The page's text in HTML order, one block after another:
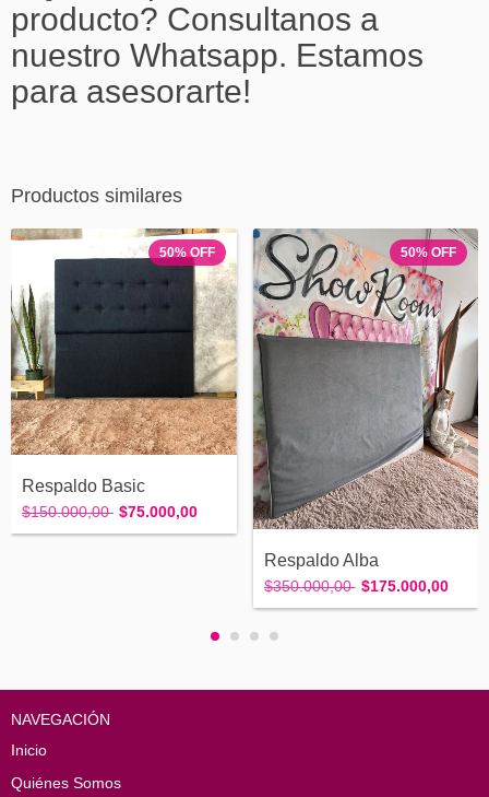
producto? Consultanos a
nuestro Whatsapp. Estamos
para asesorarte!
Productos similares
50% OFF
Respaldo Basic
$150.000,00 $75.000,00
50% OFF
Respaldo Alba
$350.000,00 $175.000,00
NAVEGACIÓN
Inicio
Quiénes Somos